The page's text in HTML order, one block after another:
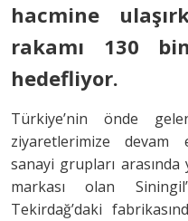
hacmine
rakamı 130
hedefliyor.
Türkiye’nin önde
ziyaretlerimize devam
sanayi grupları
markası olan
Tekirdağ’daki